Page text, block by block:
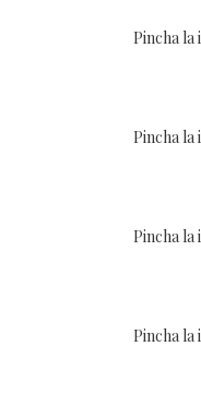
Pincha la
Pincha la
Pincha la
Pincha la